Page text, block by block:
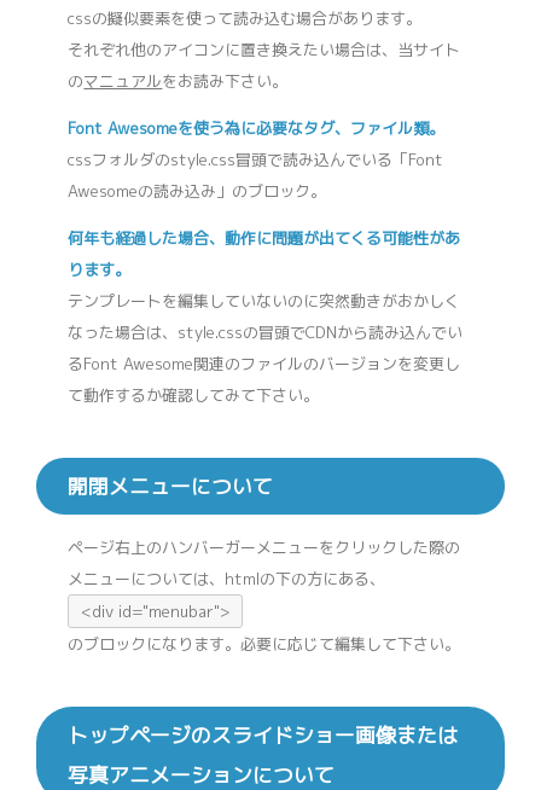
cssの擬似要素を使って読み込む場合があります。
それぞれ他のアイコンに置き換えたい場合は、当サイト
のマニュアルをお読み下さい。
Font Awesomeを使う為に必要なタグ、ファイル類。
cssフォルダのstyle.css冒頭で読み込んでいる「Font
Awesomeの読み込み」のブロック。
何年も経過した場合、動作に問題が出てくる可能性があ
ります。
テンプレートを編集していないのに突然動きがおかしく
なった場合は、style.cssの冒頭でCDNから読み込んでい
るFont Awesome関連のファイルのバージョンを変更し
て動作するか確認してみて下さい。
開閉メニューについて
ページ右上のハンバーガーメニューをクリックした際の
メニューについては、htmlの下の方にある、
<div id="menubar">
のブロックになります。必要に応じて編集して下さい。
トップページのスライドショー画像または
写真アニメーションについて